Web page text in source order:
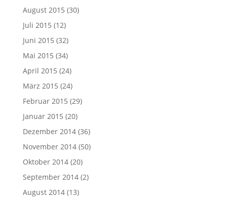
August 2015 (30)
Juli 2015 (12)
Juni 2015 (32)
Mai 2015 (34)
April 2015 (24)
März 2015 (24)
Februar 2015 (29)
Januar 2015 (20)
Dezember 2014(36)
November 2014(50)
Oktober 2014(20)
September 2014(2)
August 2014(13)